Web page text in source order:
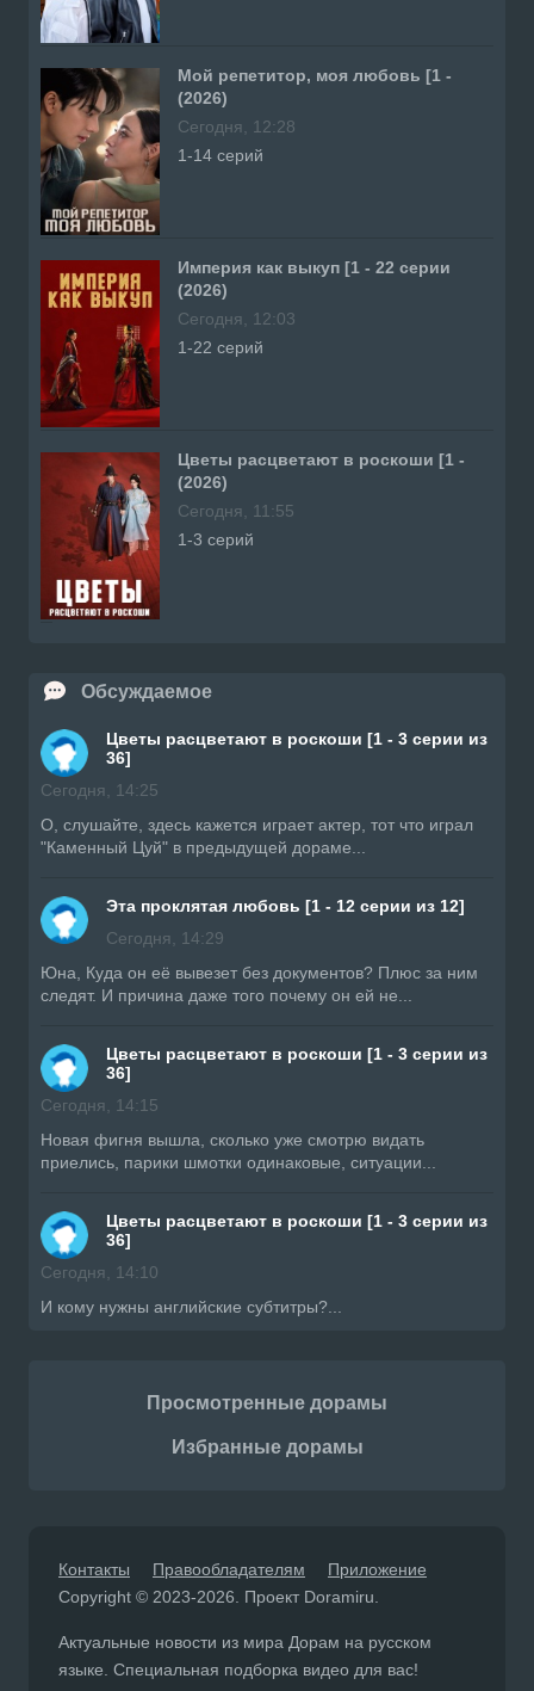
Мой репетитор, моя любовь [1 -
(2026)
Сегодня, 12:28
1-14 серий
Империя как выкуп [1 - 22 серии
(2026)
Сегодня, 12:03
1-22 серий
Цветы расцветают в роскоши [1 -
(2026)
Сегодня, 11:55
1-3 серий
Обсуждаемое
Цветы расцветают в роскоши [1 - 3 серии из
36]
Сегодня, 14:25
О, слушайте, здесь кажется играет актер, тот что играл
"Каменный Цуй" в предыдущей дораме...
Эта проклятая любовь [1 - 12 серии из 12]
Сегодня, 14:29
Юна, Куда он её вывезет без документов? Плюс за ним
следят. И причина даже того почему он ей не...
Цветы расцветают в роскоши [1 - 3 серии из
36]
Сегодня, 14:15
Новая фигня вышла, сколько уже смотрю видать
приелись, парики шмотки одинаковые, ситуации...
Цветы расцветают в роскоши [1 - 3 серии из
36]
Сегодня, 14:10
И кому нужны английские субтитры?...
Просмотренные дорамы
Избранные дорамы
Контакты Правообладателям
Приложение
Copyright © 2023-2026. Проект Doramiru.
Актуальные новости из мира Дорам на русском
языке. Специальная подборка видео для вас!